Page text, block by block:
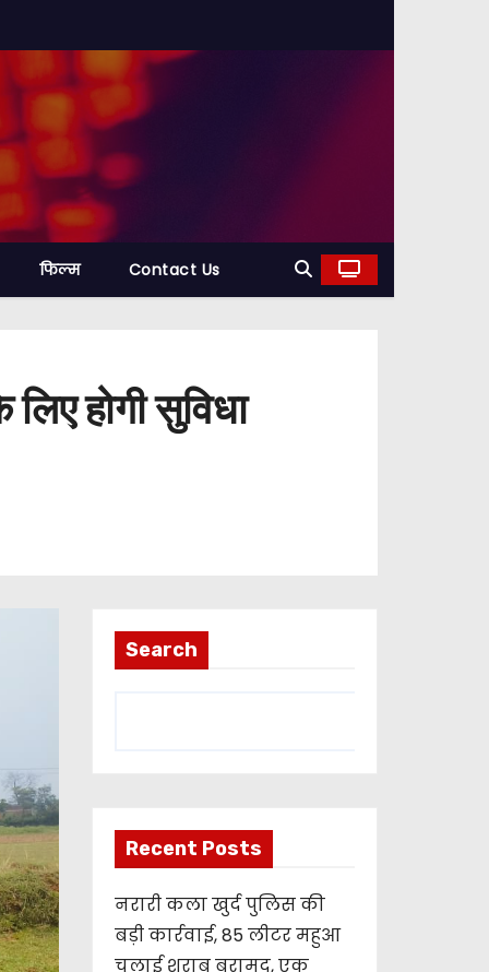
फिल्म Contact Us
होगी सुविधा
Search
Recent Posts
नरारी कला खुर्द पुलिस की
बड़ी कार्रवाई, 85 लीटर महुआ
चुलाई शराब बरामद, एक